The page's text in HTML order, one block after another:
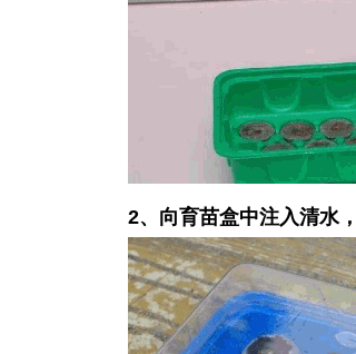
2、向育苗盒中注入清水